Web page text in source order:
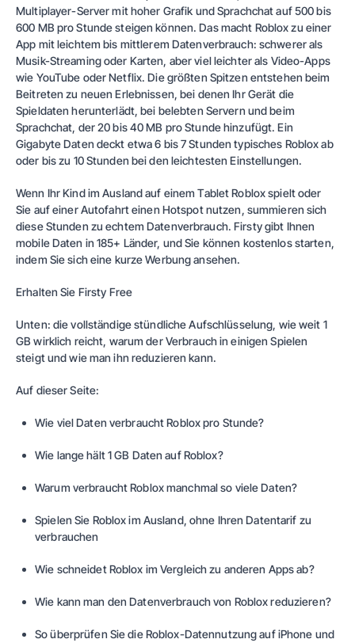
Multiplayer-Server mit hoher Grafik und Sprachchat auf 500 bis
600 MB pro Stunde steigen können. Das macht Roblox zu einer
App mit leichtem bis mittlerem Datenverbrauch: schwerer als
Musik-Streaming oder Karten, aber viel leichter als Video-Apps
wie YouTube oder Netflix. Die größten Spitzen entstehen beim
Beitreten zu neuen Erlebnissen, bei denen Ihr Gerät die
Spieldaten herunterlädt, bei belebten Servern und beim
Sprachchat, der 20 bis 40 MB pro Stunde hinzufügt. Ein
Gigabyte Daten deckt etwa 6 bis 7 Stunden typisches Roblox ab
oder bis zu 10 Stunden bei den leichtesten Einstellungen.
Wenn Ihr Kind im Ausland auf einem Tablet Roblox spielt oder
Sie auf einer Autofahrt einen Hotspot nutzen, summieren sich
diese Stunden zu echtem Datenverbrauch.Firstygibt Ihnen
mobile Daten in185+ Länder, und Sie können kostenlos starten,
indem Sie sich eine kurze Werbung ansehen.
Erhalten Sie Firsty Free
Unten: die vollständige stündliche Aufschlüsselung, wie weit 1
GB wirklich reicht, warum der Verbrauch in einigen Spielen
steigt und wie man ihn reduzieren kann.
Auf dieser Seite:
Wie viel Daten verbraucht Roblox pro Stunde?
Wie lange hält 1 GB Daten auf Roblox?
Warum verbraucht Roblox manchmal so viele Daten?
Spielen Sie Roblox im Ausland, ohne Ihren Datentarif zu
verbrauchen
Wie schneidet Roblox im Vergleich zu anderen Apps ab?
Wie kann man den Datenverbrauch von Roblox reduzieren?
So überprüfen Sie die Roblox-Datennutzung auf iPhone und